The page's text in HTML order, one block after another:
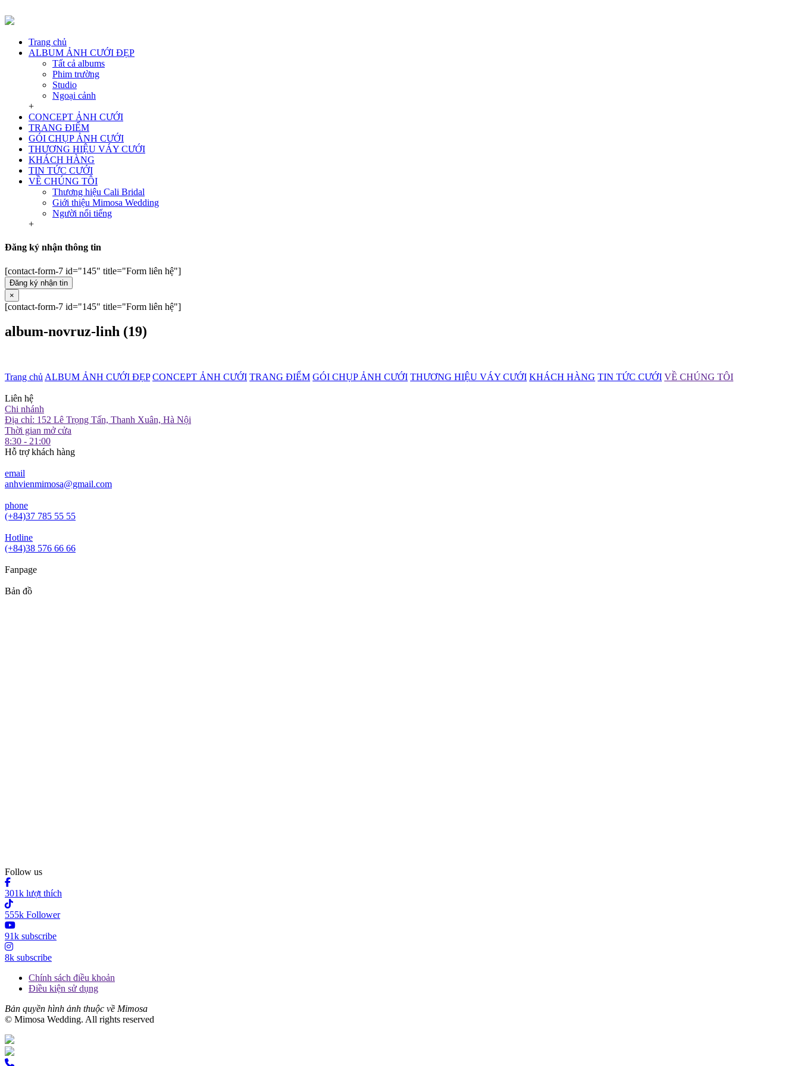
Trang chủ
ALBUM ẢNH CƯỚI ĐẸP
Tất cả albums
Phim trường
Studio
Ngoại cảnh
+
CONCEPT ẢNH CƯỚI
TRANG ĐIỂM
GÓI CHỤP ẢNH CƯỚI
THƯƠNG HIỆU VÁY CƯỚI
KHÁCH HÀNG
TIN TỨC CƯỚI
VỀ CHÚNG TÔI
Thương hiệu Cali Bridal
Giới thiệu Mimosa Wedding
Người nổi tiếng
+
Đăng ký nhận thông tin
[contact-form-7 id="145" title="Form liên hệ"]
Đăng ký nhận tin
×
[contact-form-7 id="145" title="Form liên hệ"]
album-novruz-linh (19)
Trang chủ ALBUM ẢNH CƯỚI ĐẸP CONCEPT ẢNH CƯỚI TRANG ĐIỂM GÓI CHỤP ẢNH CƯỚI THƯƠNG HIỆU VÁY CƯỚI KHÁCH HÀNG TIN TỨC CƯỚI VỀ CHÚNG TÔI
Liên hệ
Chi nhánh
Địa chỉ: 152 Lê Trọng Tấn, Thanh Xuân, Hà Nội
Thời gian mở cửa
8:30 - 21:00
Hỗ trợ khách hàng
email
anhvienmimosa@gmail.com
phone
(+84)37 785 55 55
Hotline
(+84)38 576 66 66
Fanpage
Bản đồ
Follow us
301k lượt thích
555k Follower
91k subscribe
8k subscribe
Chính sách điều khoản
Điều kiện sử dụng
Bản quyền hình ảnh thuộc về Mimosa
© Mimosa Wedding. All rights reserved